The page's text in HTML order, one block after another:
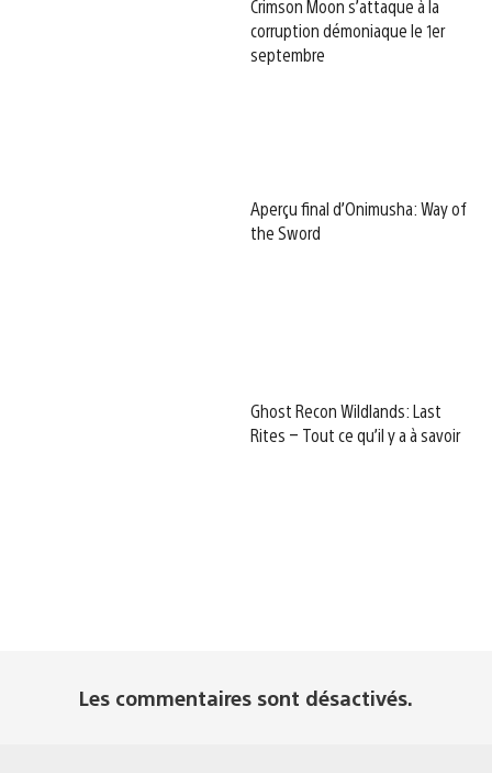
Crimson Moon s’attaque à la
corruption démoniaque le 1er
septembre
Aperçu final d’Onimusha: Way of
the Sword
Ghost Recon Wildlands: Last
Rites – Tout ce qu’il y a à savoir
Les commentaires sont désactivés.